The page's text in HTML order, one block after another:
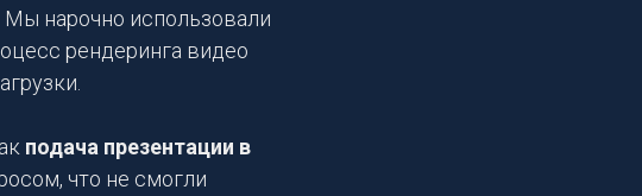
Мы нарочно использовали
рендеринга видео
подача презентации в
что не смогли